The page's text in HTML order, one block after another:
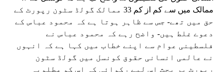
ممالک میں سے کم از کم 33 ممالک گولڈ سٹون رپورٹ کے
حق میں تھے- جس سے ظاہر ہوتا ہے کہ محمود عباس کے
دعوے غلط ہیں- واضح رہے کہ محمود عباس نے
فلسطینی عوام سے اپنے خطاب میں کہا ہے کہ انہوں
نے عالمی انسانی حقوق کونسل میں گولڈ سٹون
رپورٹ پر بحث اس لیے رکوائی کہ اس کو مطلوبہ